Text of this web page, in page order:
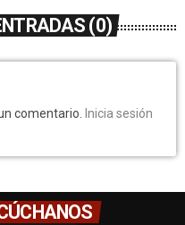
(0)
comentario.
Inicia sesión